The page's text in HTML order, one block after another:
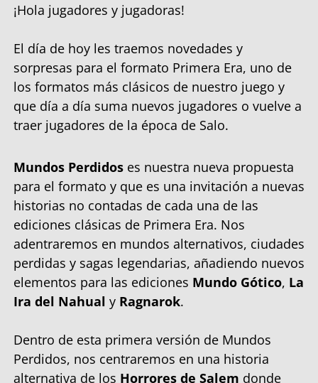
¡Hola jugadores y jugadoras!
El día de hoy les traemos novedades y
sorpresas para el formato Primera Era, uno de
los formatos más clásicos de nuestro juego y
que día a día suma nuevos jugadores o vuelve a
traer jugadores de la época de Salo.
Mundos Perdidos es nuestra nueva propuesta
para el formato y que es una invitación a nuevas
historias no contadas de cada una de las
ediciones clásicas de Primera Era. Nos
adentraremos en mundos alternativos, ciudades
perdidas y sagas legendarias, añadiendo nuevos
elementos para las ediciones Mundo Gótico, La
Ira del Nahual y Ragnarok.
Dentro de esta primera versión de Mundos
Perdidos, nos centraremos en una historia
alternativa de los Horrores de Salem donde